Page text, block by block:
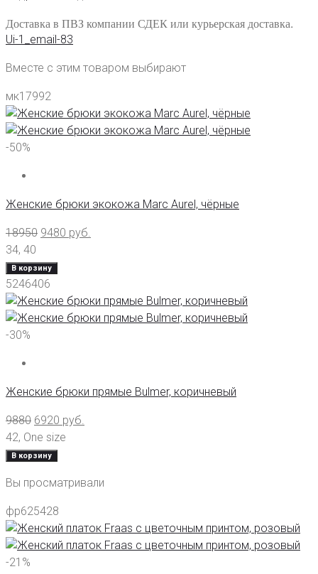
Доставка в ПВЗ компании СДЕК или курьерская доставка.
Ui-1_email-83
Вместе с этим товаром выбирают
мк17992
-50%
Женские брюки экокожа Marc Aurel, чёрные
18950 9480 руб.
34, 40
В корзину
5246406
-30%
Женские брюки прямые Bulmer, коричневый
9880 6920 руб.
42, One size
В корзину
Вы просматривали
фр625428
-21%